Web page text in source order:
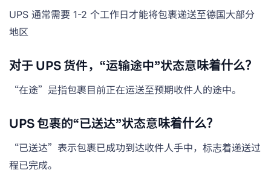
UPS 通常需要 1-2 个工作日才能将包裹递送至德国大部分
地区
对于 UPS 货件，“运输途中”状态意味着什么？
“在途”是指包裹目前正在运送至预期收件人的途中。
UPS 包裹的“已送达”状态意味着什么？
“已送达”表示包裹已成功到达收件人手中，标志着递送过
程已完成。